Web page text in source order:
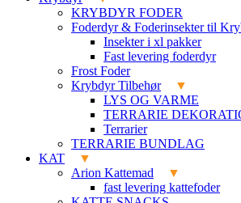
KRYBDYR FODER
Foderdyr & Foderinsekter til
Insekter i xl pakker
Fast levering foderdyr
Frost Foder
Krybdyr Tilbehør
LYS OG VARME
TERRARIE
Terrarier
TERRARIE BUNDLAG
KAT
Arion Kattemad
fast levering kattefoder